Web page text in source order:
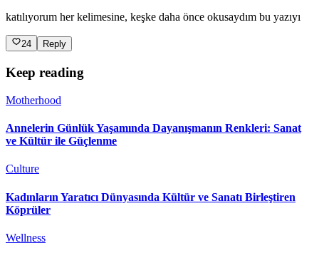
katılıyorum her kelimesine, keşke daha önce okusaydım bu yazıyı
24 Reply
Keep reading
Motherhood
Annelerin Günlük Yaşamında Dayanışmanın Renkleri: Sanat
ve Kültür ile Güçlenme
Culture
Kadınların Yaratıcı Dünyasında Kültür ve Sanatı Birleştiren
Köprüler
Wellness